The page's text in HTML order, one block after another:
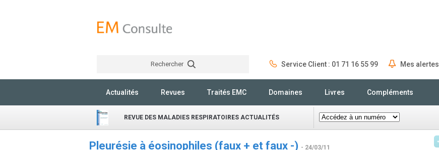
Rechercher Service Client : 01 71 16 55 99 Mes alertes
Actualités Revues Traités EMC Domaines Livres Compléments
REVUE DES MALADIES RESPIRATOIRES ACTUALITÉS
Pleurésie à éosinophiles (faux + et faux -) - 24/03/11